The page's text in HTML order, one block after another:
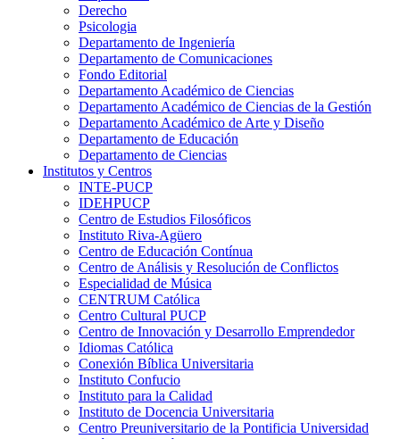
Derecho
Psicologia
Departamento de Ingeniería
Departamento de Comunicaciones
Fondo Editorial
Departamento Académico de Ciencias
Departamento Académico de Ciencias de la Gestión
Departamento Académico de Arte y Diseño
Departamento de Educación
Departamento de Ciencias
Institutos y Centros
INTE-PUCP
IDEHPUCP
Centro de Estudios Filosóficos
Instituto Riva-Agüero
Centro de Educación Contínua
Centro de Análisis y Resolución de Conflictos
Especialidad de Música
CENTRUM Católica
Centro Cultural PUCP
Centro de Innovación y Desarrollo Emprendedor
Idiomas Católica
Conexión Bíblica Universitaria
Instituto Confucio
Instituto para la Calidad
Instituto de Docencia Universitaria
Centro Preuniversitario de la Pontificia Universidad